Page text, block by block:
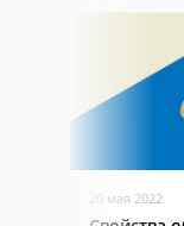
20 мая 2022